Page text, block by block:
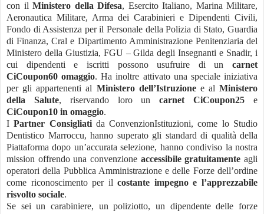
con il Ministero della Difesa, Esercito Italiano, Marina Militare,
Aeronautica Militare, Arma dei Carabinieri e Dipendenti Civili,
Fondo di Assistenza per il Personale della Polizia di Stato, Guardia
di Finanza, Cral e Dipartimento Amministrazione Penitenziaria del
Ministero della Giustizia, FGU – Gilda degli Insegnanti e Snadir, i
cui dipendenti e iscritti possono usufruire di un carnet
CiCoupon60 omaggio. Ha inoltre attivato una speciale iniziativa
per gli appartenenti al Ministero dell’Istruzionee al Ministero
della Salute, riservando loro uncarnet CiCoupon25 e
CiCoupon10 in omaggio.
IPartner Consigliatida ConvenzionIstituzioni, come lo Studio
Dentistico Marroccu, hanno superato gli standard di qualità della
Piattaforma dopo un’accurata selezione, hanno condiviso la nostra
mission offrendo una convenzione accessibile gratuitamente agli
operatori della Pubblica Amministrazione e delle Forze dell’ordine
come riconoscimento per ilcostante impegno e l’apprezzabile
risvolto sociale.
Se sei un carabiniere, un poliziotto, un dipendente delle forze